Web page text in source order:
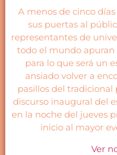
A menos de cinco
sus puertas al
representantes de
todo el mundo apuran
para lo que será un
ansiado volver a
pasillos del
discurso inaugural del
en la noche del jueves
inicio al mayor
Ver